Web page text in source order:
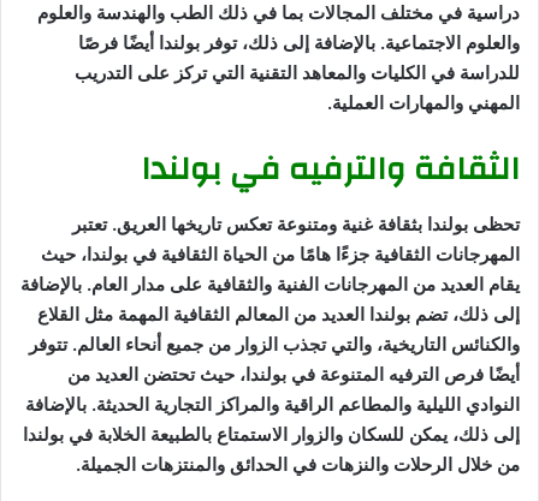
دراسية في مختلف المجالات بما في ذلك الطب والهندسة والعلوم
والعلوم الاجتماعية. بالإضافة إلى ذلك، توفر بولندا أيضًا فرصًا
للدراسة في الكليات والمعاهد التقنية التي تركز على التدريب
المهني والمهارات العملية.
الثقافة والترفيه في بولندا
تحظى بولندا بثقافة غنية ومتنوعة تعكس تاريخها العريق. تعتبر
المهرجانات الثقافية جزءًا هامًا من الحياة الثقافية في بولندا، حيث
يقام العديد من المهرجانات الفنية والثقافية على مدار العام. بالإضافة
إلى ذلك، تضم بولندا العديد من المعالم الثقافية المهمة مثل القلاع
والكنائس التاريخية، والتي تجذب الزوار من جميع أنحاء العالم. تتوفر
أيضًا فرص الترفيه المتنوعة في بولندا، حيث تحتضن العديد من
النوادي الليلية والمطاعم الراقية والمراكز التجارية الحديثة. بالإضافة
إلى ذلك، يمكن للسكان والزوار الاستمتاع بالطبيعة الخلابة في بولندا
من خلال الرحلات والنزهات في الحدائق والمنتزهات الجميلة.